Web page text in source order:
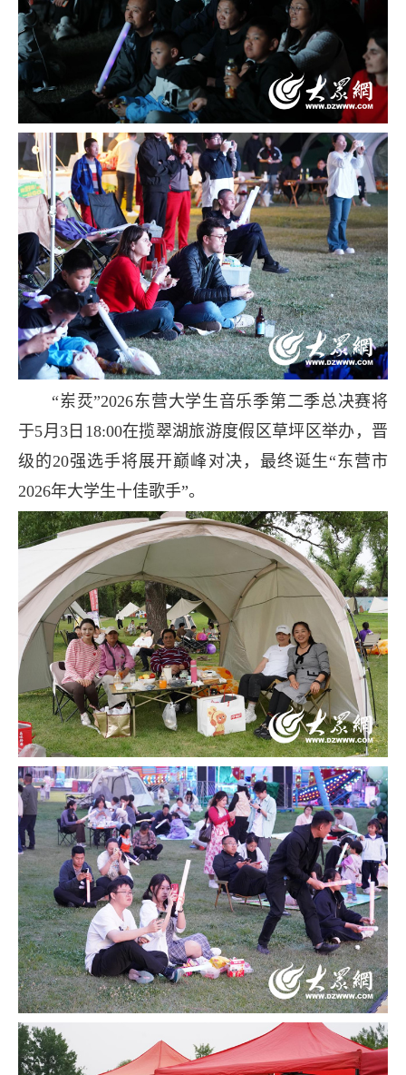
“岽烎”2026东营大学生音乐季第二季总决赛将
于5月3日18:00在揽翠湖旅游度假区草坪区举办，晋
级的20强选手将展开巅峰对决，最终诞生“东营市
2026年大学生十佳歌手”。